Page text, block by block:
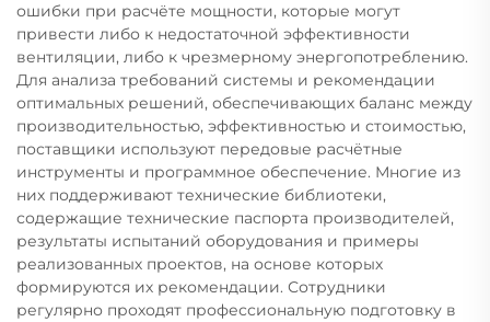
ошибки при расчёте мощности, которые могут
привести либо к недостаточной эффективности
вентиляции, либо к чрезмерному энергопотреблению.
Для анализа требований системы и рекомендации
оптимальных решений, обеспечивающих баланс между
производительностью, эффективностью и стоимостью,
поставщики используют передовые расчётные
инструменты и программное обеспечение. Многие из
них поддерживают технические библиотеки,
содержащие технические паспорта производителей,
результаты испытаний оборудования и примеры
реализованных проектов, на основе которых
формируются их рекомендации. Сотрудники
регулярно проходят профессиональную подготовку в